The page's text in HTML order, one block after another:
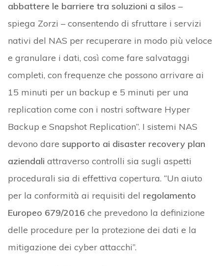
abbattere le barriere tra soluzioni a silos –
spiega Zorzi – consentendo di sfruttare i servizi
nativi del NAS per recuperare in modo più veloce
e granulare i dati, così come fare salvataggi
completi, con frequenze che possono arrivare ai
15 minuti per un backup e 5 minuti per una
replication come con i nostri software Hyper
Backup e Snapshot Replication”. I sistemi NAS
devono dare supporto ai disaster recovery plan
aziendali attraverso controlli sia sugli aspetti
procedurali sia di effettiva copertura. “Un aiuto
per la conformità ai requisiti del regolamento
Europeo 679/2016 che prevedono la definizione
delle procedure per la protezione dei dati e la
mitigazione dei cyber attacchi”.